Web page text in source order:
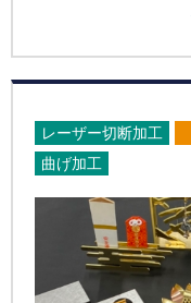
レーザー切断加工
曲げ加工